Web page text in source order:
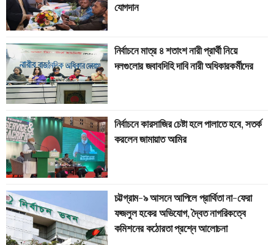
যোগদান
নির্বাচনে মাত্র ৪ শতাংশ নারী প্রার্থী নিয়ে
দলগুলোর জবাবদিহি দাবি নারী অধিকারকর্মীদের
নির্বাচনে কারসাজির চেষ্টা হলে পালাতে হবে, সতর্ক
করলেন জামায়াত আমির
চট্টগ্রাম-৯ আসনে আপিলে প্রার্থিতা না-ফেরা
ফজলুল হকের অভিযোগ, দ্বৈত নাগরিকত্বে
কমিশনের কঠোরতা প্রশ্নে আলোচনা